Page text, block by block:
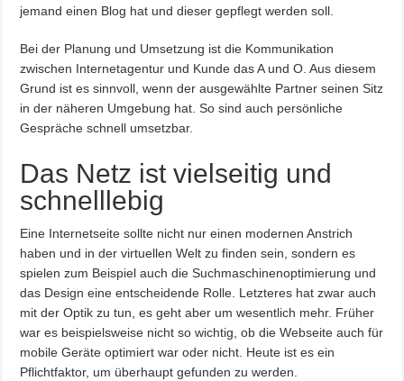
jemand einen Blog hat und dieser gepflegt werden soll.
Bei der Planung und Umsetzung ist die Kommunikation
zwischen Internetagentur und Kunde das A und O. Aus diesem
Grund ist es sinnvoll, wenn der ausgewählte Partner seinen Sitz
in der näheren Umgebung hat. So sind auch persönliche
Gespräche schnell umsetzbar.
Das Netz ist vielseitig und
schnelllebig
Eine Internetseite sollte nicht nur einen modernen Anstrich
haben und in der virtuellen Welt zu finden sein, sondern es
spielen zum Beispiel auch die Suchmaschinenoptimierung und
das Design eine entscheidende Rolle. Letzteres hat zwar auch
mit der Optik zu tun, es geht aber um wesentlich mehr. Früher
war es beispielsweise nicht so wichtig, ob die Webseite auch für
mobile Geräte optimiert war oder nicht. Heute ist es ein
Pflichtfaktor, um überhaupt gefunden zu werden.